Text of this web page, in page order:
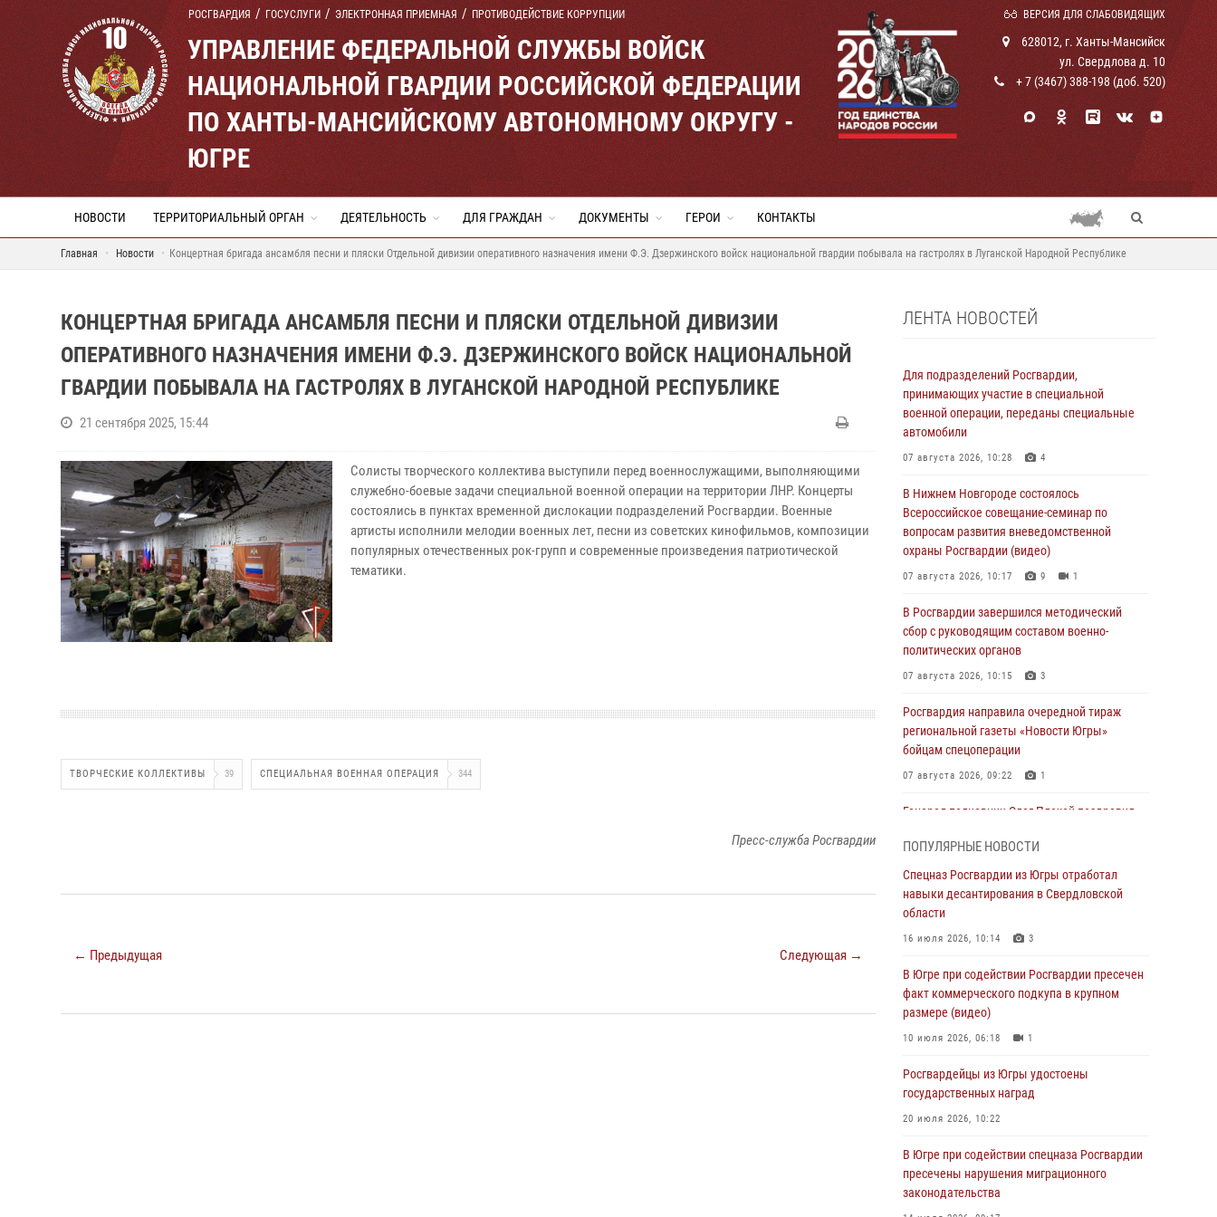
РОСГВАРДИЯ ГОСУСЛУГИ ЭЛЕКТРОННАЯ ПРИЕМНАЯ ПРОТИВОДЕЙСТВИЕ КОРРУПЦИИ ВЕРСИЯ ДЛЯ СЛАБОВИДЯЩИХ
УПРАВЛЕНИЕ ФЕДЕРАЛЬНОЙ СЛУЖБЫ ВОЙСК
НАЦИОНАЛЬНОЙ ГВАРДИИ РОССИЙСКОЙ ФЕДЕРАЦИИ
ПО ХАНТЫ-МАНСИЙСКОМУ АВТОНОМНОМУ ОКРУГУ -
ЮГРЕ
628012, г. Ханты-Мансийск
ул. Свердлова д. 10
+ 7 (3467) 388-198 (доб. 520)
НОВОСТИ ТЕРРИТОРИАЛЬНЫЙ ОРГАН ДЕЯТЕЛЬНОСТЬ ДЛЯ ГРАЖДАН ДОКУМЕНТЫ ГЕРОИ КОНТАКТЫ
Главная Новости Концертная бригада ансамбля песни и пляски Отдельной дивизии оперативного назначения имени Ф.Э. Дзержинского войск национальной гвардии побывала на гастролях в Луганской Народной Республике
КОНЦЕРТНАЯ БРИГАДА АНСАМБЛЯ ПЕСНИ И ПЛЯСКИ ОТДЕЛЬНОЙ ДИВИЗИИ
ОПЕРАТИВНОГО НАЗНАЧЕНИЯ ИМЕНИ Ф.Э. ДЗЕРЖИНСКОГО ВОЙСК НАЦИОНАЛЬНОЙ
ГВАРДИИ ПОБЫВАЛА НА ГАСТРОЛЯХ В ЛУГАНСКОЙ НАРОДНОЙ РЕСПУБЛИКЕ
21 сентября 2025, 15:44
Солисты творческого коллектива выступили перед военнослужащими, выполняющими
служебно-боевые задачи специальной военной операции на территории ЛНР. Концерты
состоялись в пунктах временной дислокации подразделений Росгвардии. Военные
артисты исполнили мелодии военных лет, песни из советских кинофильмов, композиции
популярных отечественных рок-групп и современные произведения патриотической
тематики.
ТВОРЧЕСКИЕ КОЛЛЕКТИВЫ 39 СПЕЦИАЛЬНАЯ ВОЕННАЯ ОПЕРАЦИЯ 344
Пресс-служба Росгвардии
← Предыдущая Следующая →
ЛЕНТА НОВОСТЕЙ
Для подразделений Росгвардии,
принимающих участие в специальной
военной операции, переданы специальные
автомобили
07 августа 2026, 10:28 4
В Нижнем Новгороде состоялось
Всероссийское совещание-семинар по
вопросам развития вневедомственной
охраны Росгвардии (видео)
07 августа 2026, 10:17 9 1
В Росгвардии завершился методический
сбор с руководящим составом военно-
политических органов
07 августа 2026, 10:15 3
Росгвардия направила очередной тираж
региональной газеты «Новости Югры»
бойцам спецоперации
07 августа 2026, 09:22 1
Генерал-полковник Олег Плохой поздравил
подразделений Росгвардии с
профессиональным праздником
07 августа 2026, 06:02
Делегация МВД Республики Беларусь
работы Росгвардии в Москве (видео)
06 августа 2026, 11:29 5 1
06 августа 2026, 11:28
армии Ивана Кирилловича Яковлева
06 августа 2026, 11:26 6
ПОПУЛЯРНЫЕ НОВОСТИ
Спецназ Росгвардии из Югры отработал
навыки десантирования в Свердловской
области
16 июля 2026, 10:14 3
В Югре при содействии Росгвардии пресечен
факт коммерческого подкупа в крупном
размере (видео)
10 июля 2026, 06:18 1
Росгвардейцы из Югры удостоены
государственных наград
20 июля 2026, 10:22
В Югре при содействии спецназа Росгвардии
пресечены нарушения миграционного
законодательства